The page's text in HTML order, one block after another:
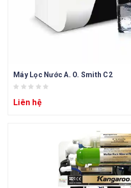
Máy Lọc Nước A. O. Smith C2
Liên hệ